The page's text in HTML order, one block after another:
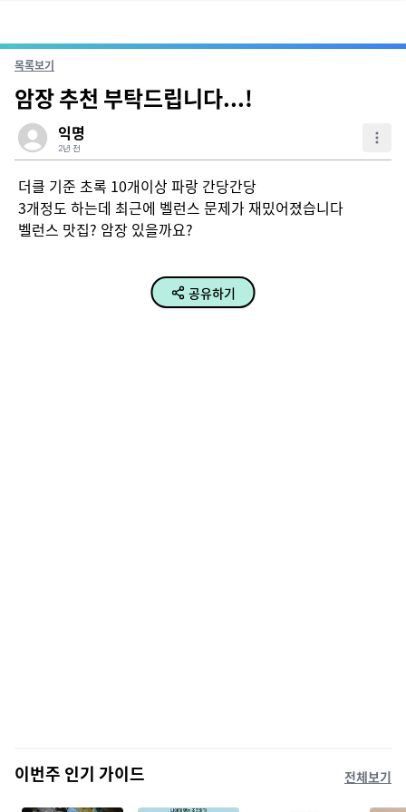
목록보기
암장 추천 부탁드립니다...!
익명
2년 전
더클 기준 초록 10개이상 파랑 간당간당
3개정도 하는데 최근에 벨런스 문제가 재밌어졌습니다
벨런스 맛집? 암장 있을까요?
공유하기
이번주 인기 가이드 전체보기